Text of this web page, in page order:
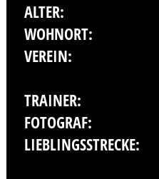
ALTER:
WOHNORT:
VEREIN:
TRAINER:
FOTOGRAF:
LIEBLINGSSTRECKE: